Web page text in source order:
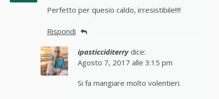
Perfetto per quesio caldo, irresistibile!!!!
Rispondi
ipasticciditerry dice:
Agosto 7, 2017 alle 3:15 pm
Si fa mangiare molto volentieri.